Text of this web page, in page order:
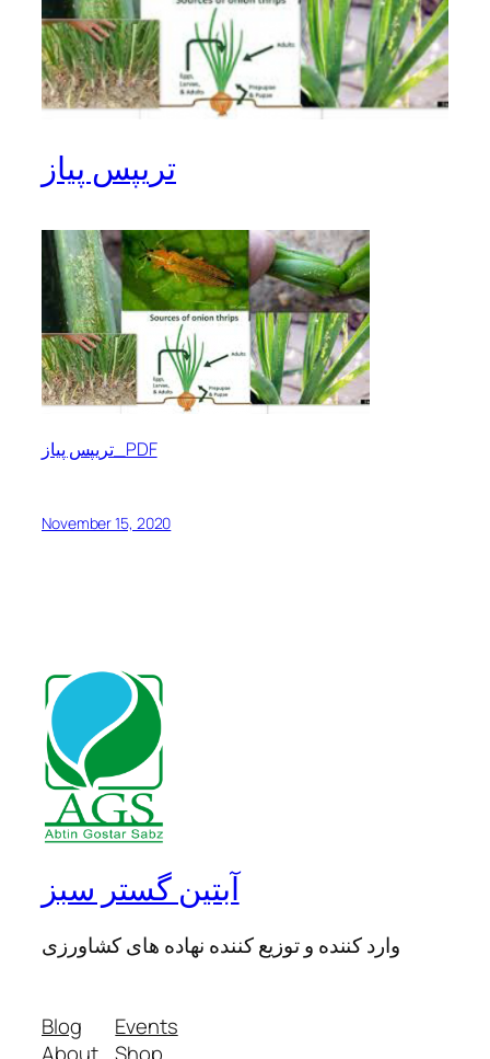
تریپس پیاز
تریپس پیاز_PDF
November 15, 2020
آبتین گستر سبز
وارد کننده و توزیع کننده نهاده های کشاورزی
Blog
Events